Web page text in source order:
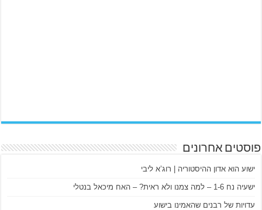
פוסטים אחרונים
ישוע הוא אדון ההיסטוריה | רוג’א ליבי
ישעיה נח 1-6 – למה צמנו ולא ראית? – האח מיכאל בנטלי
עדויות של רבנים שהאמינו בישוע